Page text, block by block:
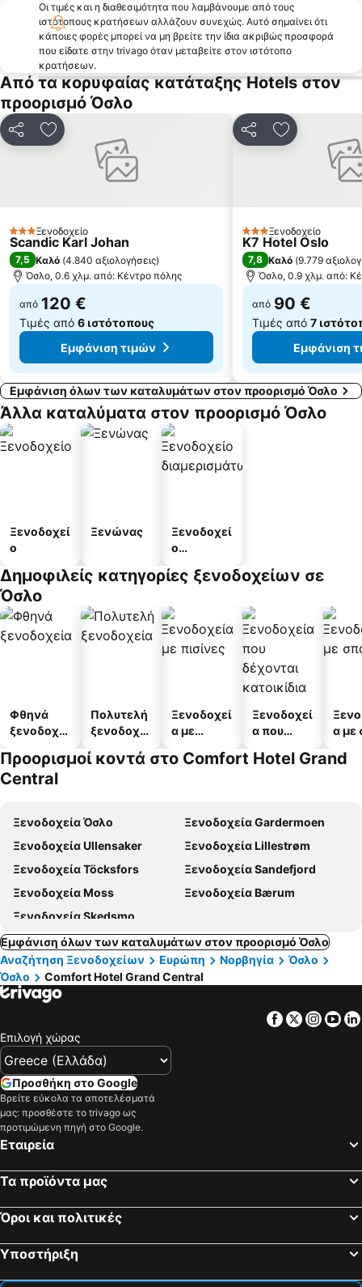
Οι τιμές και η διαθεσιμότητα που λαμβάνουμε από τους
ιστότοπους κρατήσεων αλλάζουν συνεχώς. Αυτό σημαίνει ότι
κάποιες φορές μπορεί να μη βρείτε την ίδια ακριβώς προσφορά
που είδατε στην trivago όταν μεταβείτε στον ιστότοπο
κρατήσεων.
Από τα κορυφαίας κατάταξης Hotels στον
προορισμό Όσλο
ΚοινοποίησηΠροσθήκη στα αγαπημένα
3 ΑστέριαΞενοδοχείο
Scandic Karl Johan
7,5 Καλό (4.840 αξιολογήσεις)
Όσλο, 0.6 χλμ. από: Κέντρο πόλης
από 120 €
Τιμές από 6 ιστότοπους
Εμφάνιση τιμών
ΚοινοποίησηΠροσθήκη
3 ΑστέριαΞενοδοχείο
K7 Hotel Oslo
7,8 Καλό (9.779
Όσλο, 0.9 χλμ. από:
από 90 €
Τιμές από 7
Εμφάνιση
Εμφάνιση όλων των καταλυμάτων στον προορισμό Όσλο
Άλλα καταλύματα στον προορισμό Όσλο
Ξενοδοχεί
ο
Ξενώνας
Ξενοδοχεί
ο
άτων
Δημοφιλείς κατηγορίες ξενοδοχείων σε
Όσλο
Φθηνά
ξενοδοχεί
Πολυτελή
ξενοδοχεί
Ξενοδοχεί
α με
Ξενοδοχεί
α που
κατοικίδι
α με
Προορισμοί κοντά στο Comfort Hotel Grand
Central
Ξενοδοχεία Όσλο
Ξενοδοχεία Gardermoen
Ξενοδοχεία Ullensaker
Ξενοδοχεία Lillestrøm
Ξενοδοχεία Töcksfors
Ξενοδοχεία Sandefjord
Ξενοδοχεία Moss
Ξενοδοχεία Bærum
Ξενοδοχεία Skedsmo
Εμφάνιση όλων των καταλυμάτων στον προορισμό Όσλο
Αναζήτηση Ξενοδοχείων
Ευρώπη Νορβηγία
Όσλο
Όσλο
Comfort Hotel Grand Central
Facebook
Twitter
Επιλογή χώρας
Προσθήκη στο Google
Βρείτε εύκολα τα αποτελέσματά
μας: προσθέστε το trivago ως
προτιμώμενη πηγή στο Google.
Εταιρεία
Τα προϊόντα μας
Όροι και πολιτικές
Υποστήριξη